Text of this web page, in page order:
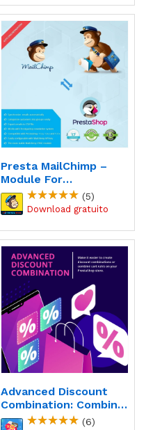
Presta MailChimp –
Module For
PrestaShop
(5)
Advanced Discount
Combination: Combine
Cart Rules
(6)